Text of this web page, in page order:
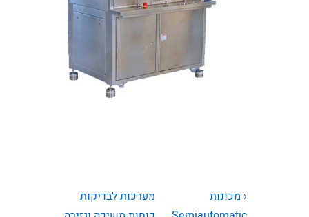
ניווט
המאמר
‹ מכונות
המאמר
מערכות לבדיקות